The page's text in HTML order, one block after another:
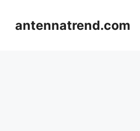
antennatrend.com